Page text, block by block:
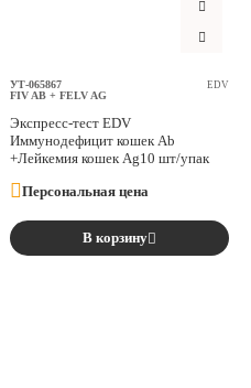
УТ-065867
FIV AB + FELV AG
EDV
Экспресс-тест EDV
Иммунодефицит кошек Ab
+Лейкемия кошек Ag10 шт/упак
Персональная цена
В корзину